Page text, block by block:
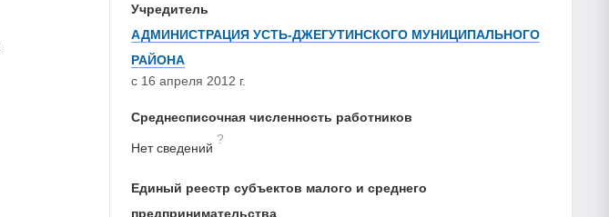
Учредитель
АДМИНИСТРАЦИЯ УСТЬ-ДЖЕГУТИНСКОГО МУНИЦИПАЛЬНОГО
РАЙОНА
с 16 апреля 2012 г.
Среднесписочная численность работников
Нет сведений
?
Единый реестр субъектов малого и среднего
предпринимательства